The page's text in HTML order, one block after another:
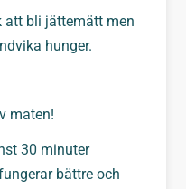
att bli jättemätt men
hunger.
maten!
30 minuter
bättre och